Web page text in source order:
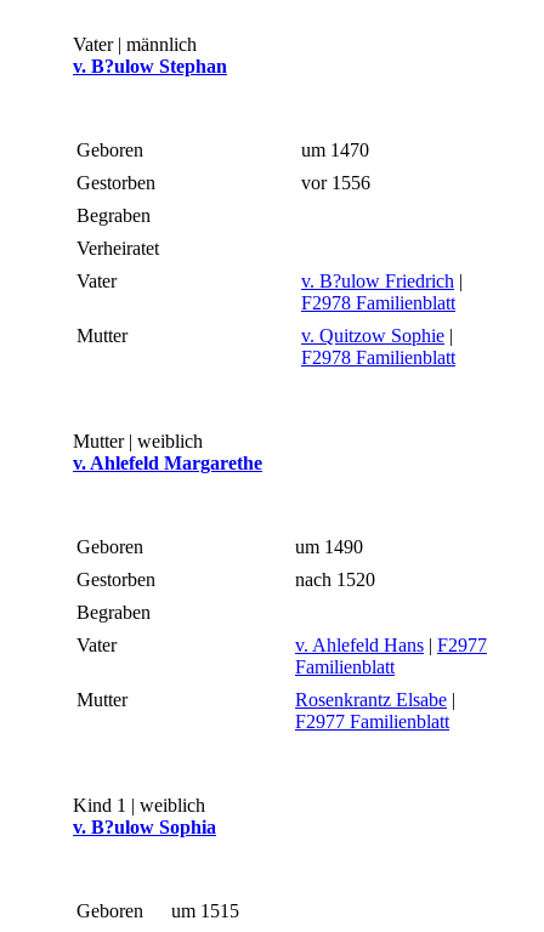
Vater | männlich
v. B?ulow Stephan
Geboren
um 1470
Gestorben
vor 1556
Begraben
Verheiratet
Vater
v. B?ulow Friedrich |
F2978 Familienblatt
Mutter
v. Quitzow Sophie |
F2978 Familienblatt
Mutter | weiblich
v. Ahlefeld Margarethe
Geboren
um 1490
Gestorben
nach 1520
Begraben
Vater
v. Ahlefeld Hans | F2977
Familienblatt
Mutter
Rosenkrantz Elsabe |
F2977 Familienblatt
Kind 1 | weiblich
v. B?ulow Sophia
Geboren
um 1515